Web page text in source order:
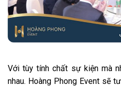
Với tùy tính chất sự kiện mà
nhau. Hoàng Phong Event sẽ